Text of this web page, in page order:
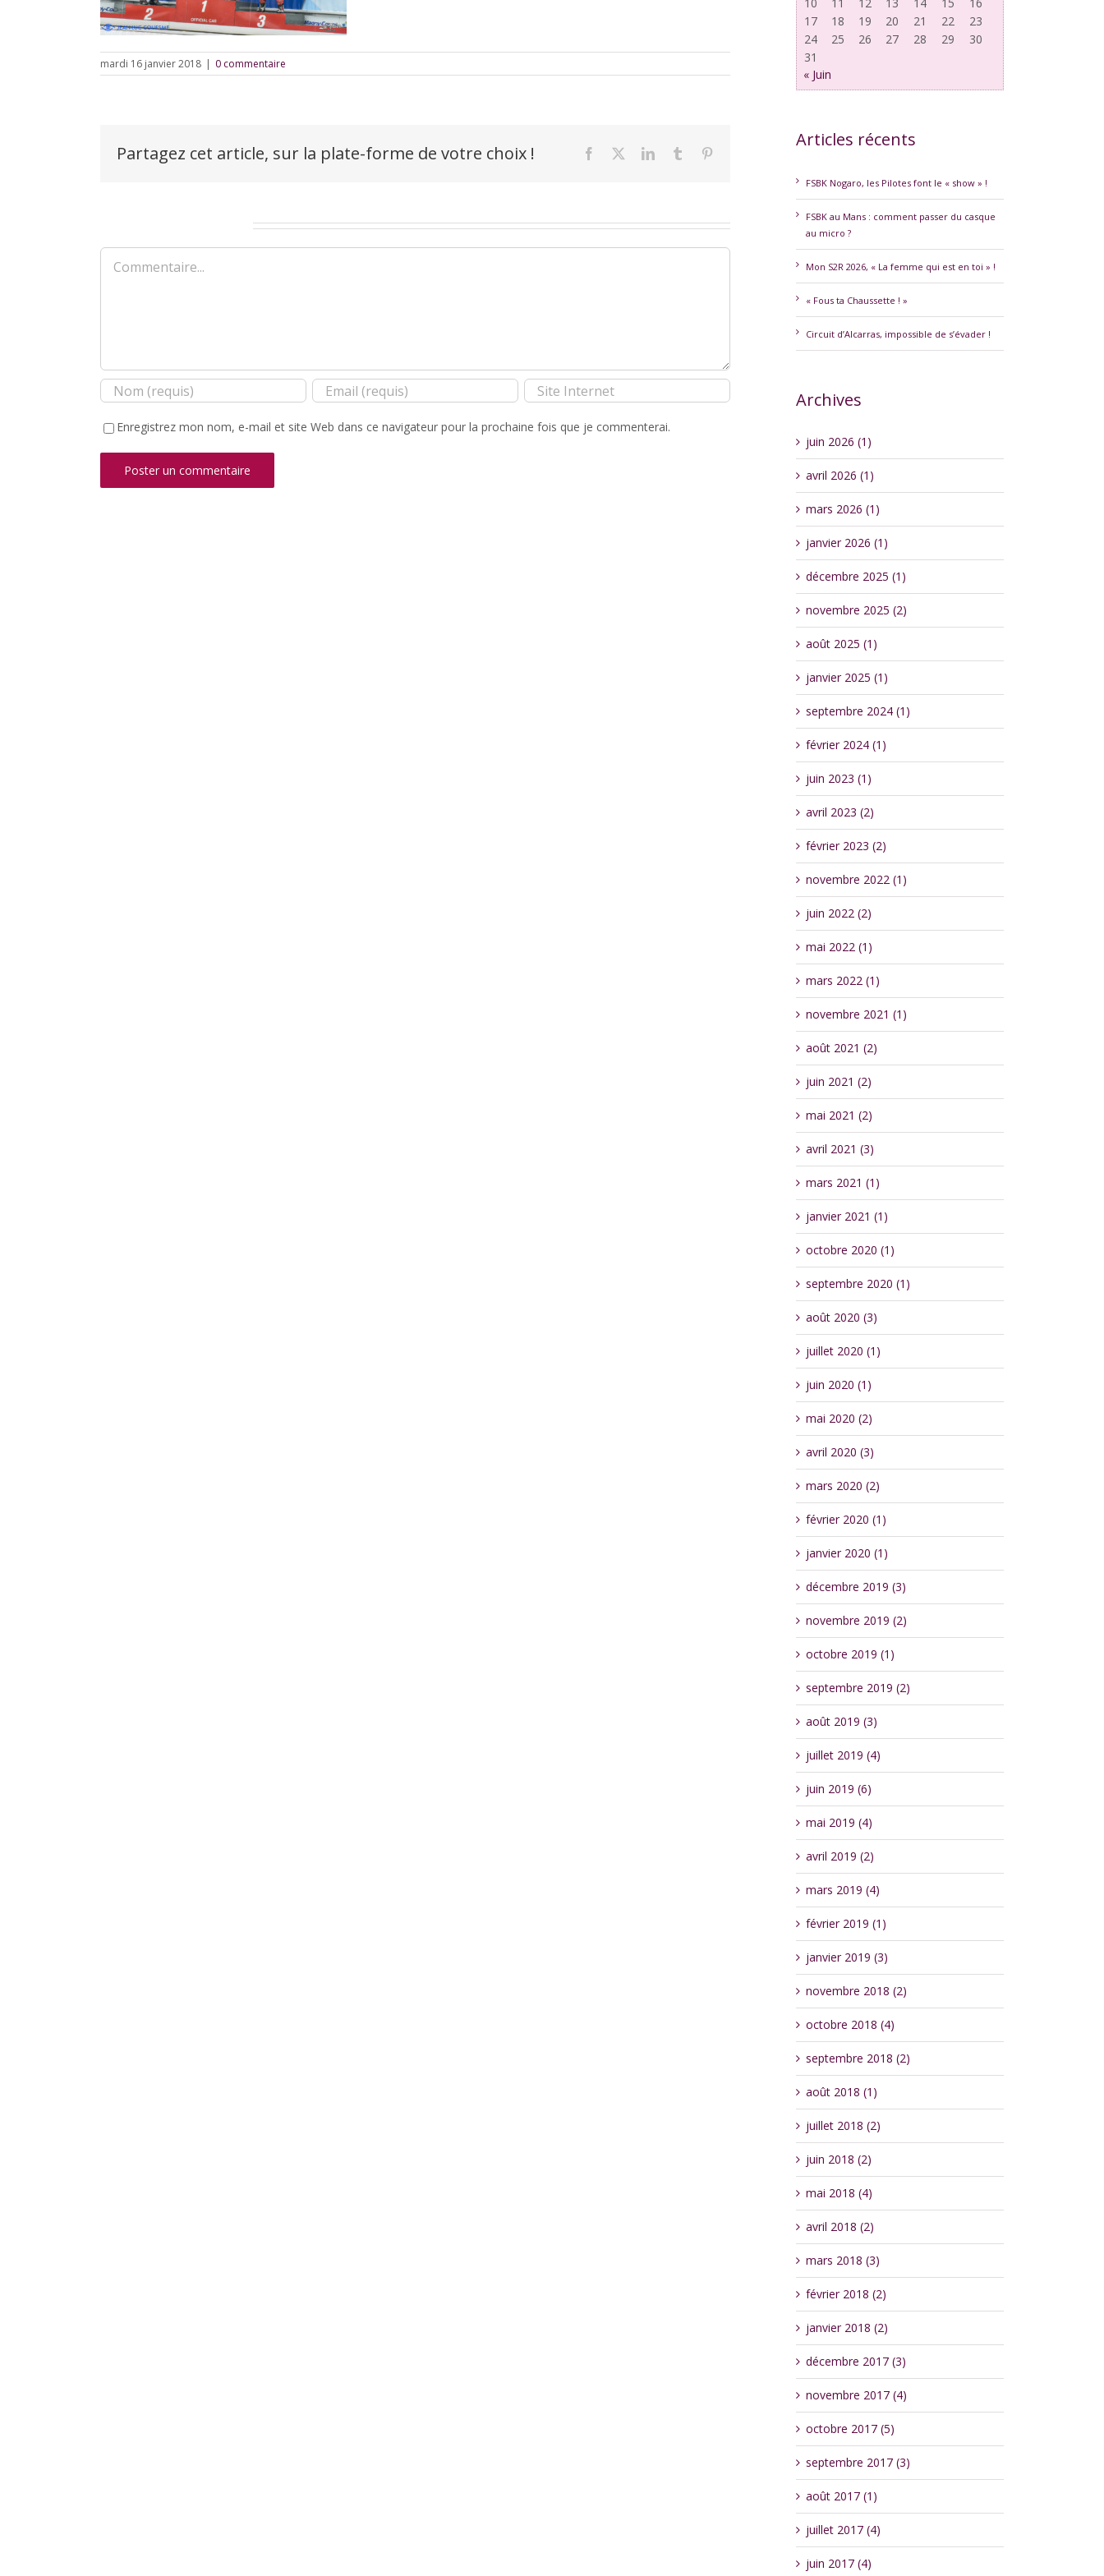
mardi 16 janvier 2018 | 0 commentaire
Partagez cet article, sur la plate-forme de votre choix ! Facebook LinkedInTumblr
Commentaire
Enregistrez mon nom, e-mail et site Web dans ce navigateur pour la prochaine fois que je commenterai.
17
18 19 20 21 22
23
24
25 26 27 28 29
30
31
« Juin
Articles récents
FSBK Nogaro, les Pilotes font le « show » !
FSBK au Mans : comment passer du casque
au micro ?
Mon S2R 2026, « La femme qui est en toi » !
« Fous ta Chaussette ! »
Circuit d’Alcarras, impossible de s’évader !
Archives
juin 2026 (1)
avril 2026 (1)
mars 2026 (1)
janvier 2026 (1)
décembre 2025 (1)
novembre 2025 (2)
août 2025 (1)
janvier 2025 (1)
septembre 2024 (1)
février 2024 (1)
juin 2023 (1)
avril 2023 (2)
février 2023 (2)
novembre 2022 (1)
juin 2022 (2)
mai 2022 (1)
mars 2022 (1)
novembre 2021 (1)
août 2021 (2)
juin 2021 (2)
mai 2021 (2)
avril 2021 (3)
mars 2021 (1)
janvier 2021 (1)
octobre 2020 (1)
septembre 2020 (1)
août 2020 (3)
juillet 2020 (1)
juin 2020 (1)
mai 2020 (2)
avril 2020 (3)
mars 2020 (2)
février 2020 (1)
janvier 2020 (1)
décembre 2019 (3)
novembre 2019 (2)
octobre 2019 (1)
septembre 2019 (2)
août 2019 (3)
juillet 2019 (4)
juin 2019 (6)
mai 2019 (4)
avril 2019 (2)
mars 2019 (4)
février 2019 (1)
janvier 2019 (3)
novembre 2018 (2)
octobre 2018 (4)
septembre 2018 (2)
août 2018 (1)
juillet 2018 (2)
juin 2018 (2)
mai 2018 (4)
avril 2018 (2)
mars 2018 (3)
février 2018 (2)
janvier 2018 (2)
décembre 2017 (3)
novembre 2017 (4)
octobre 2017 (5)
septembre 2017 (3)
août 2017 (1)
juillet 2017 (4)
juin 2017 (4)